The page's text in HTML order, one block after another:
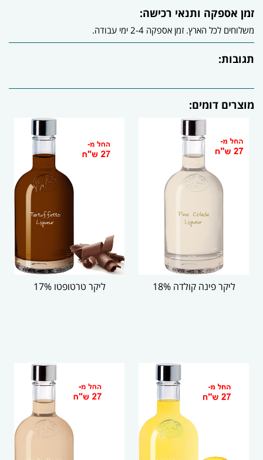
זמן אספקה ותנאי רכישה:
משלוחים לכל הארץ. זמן אספקה 2-4 ימי עבודה.
תגובות:
מוצרים דומים:
ליקר פינה קולדה 18% ליקר טרטופטו 17%